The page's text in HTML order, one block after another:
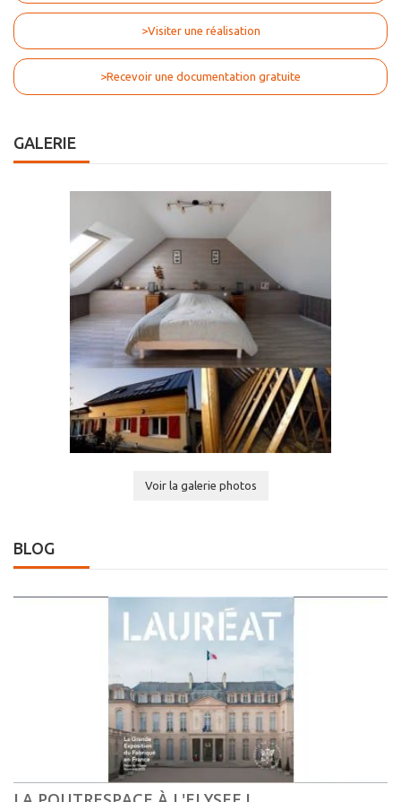
>Visiter une réalisation
>Recevoir une documentation gratuite
GALERIE
Voir la galerie photos
BLOG